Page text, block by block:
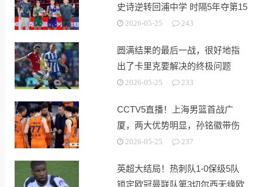
史诗逆转回浦中学 时隔5年夺第15
冠2026-05-25 243
圆满结果的最后一战，很好地指
出了卡里克要解决的终极问题
2026-05-25 233
CCTV5直播！上海男篮首战广
厦，两大优势明显，孙铭徽带伤
出战！
2026-05-25 237
英超大结局！热刺队1-0保级5队
锁定欧冠曼联队第3切尔西无缘欧